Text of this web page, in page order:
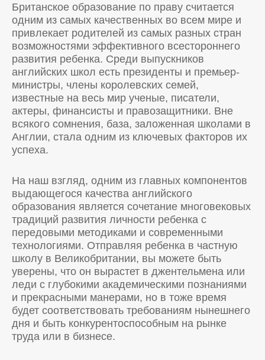
Британское образование по праву считается
одним из самых качественных во всем мире и
привлекает родителей из самых разных стран
возможностями эффективного всестороннего
развития ребенка. Среди выпускников
английских школ есть президенты и премьер-
министры, члены королевских семей,
известные на весь мир ученые, писатели,
актеры, финансисты и правозащитники. Вне
всякого сомнения, база, заложенная школами в
Англии, стала одним из ключевых факторов их
успеха.
На наш взгляд, одним из главных компонентов
выдающегося качества английского
образования является сочетание многовековых
традиций развития личности ребенка с
передовыми методиками и современными
технологиями. Отправляя ребенка в частную
школу в Великобритании, вы можете быть
уверены, что он вырастет в джентельмена или
леди с глубокими академическими познаниями
и прекрасными манерами, но в тоже время
будет соответствовать требованиям нынешнего
дня и быть конкурентоспособным на рынке
труда или в бизнесе.